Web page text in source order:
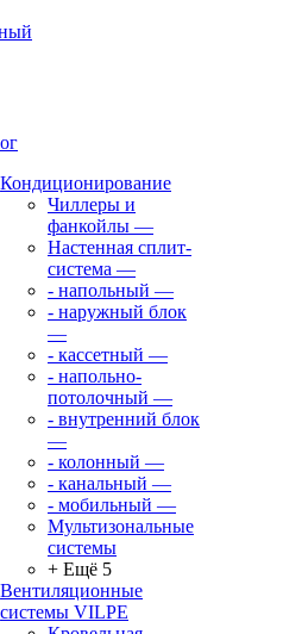
Кондиционирование
Чиллеры и
фанкойлы —
Настенная сплит-
система —
- напольный —
- наружный блок
—
- кассетный —
- напольно-
потолочный —
- внутренний блок
—
- колонный —
- канальный —
- мобильный —
Мультизональные
системы
+ Ещё 5
Вентиляционные
системы VILPE